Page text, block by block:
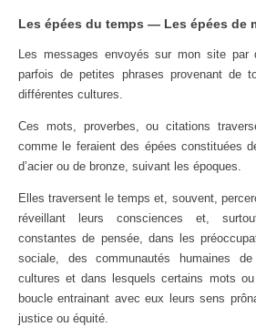
Les épées du temps — Les épées de
Les messages envoyés sur mon site par
parfois de petites phrases provenant de
différentes cultures.
Ces mots, proverbes, ou citations
comme le feraient des épées constituées
d’acier ou de bronze, suivant les époques.
Elles traversent le temps et, souvent,
réveillant leurs consciences et,
constantes de pensée, dans les
sociale, des communautés humaines
cultures et dans lesquels certains mots
boucle entrainant avec eux leurs sens
justice ou équité.